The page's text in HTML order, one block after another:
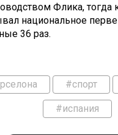
Флика, тогда
национальное
36 раз.
#спорт
#испания